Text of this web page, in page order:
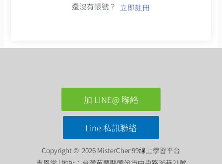
還沒有帳號？ 立即註冊
加 LINE@ 聯絡
Line 私訊聯絡
Copyright © 2026 MisterChen99線上學習平台